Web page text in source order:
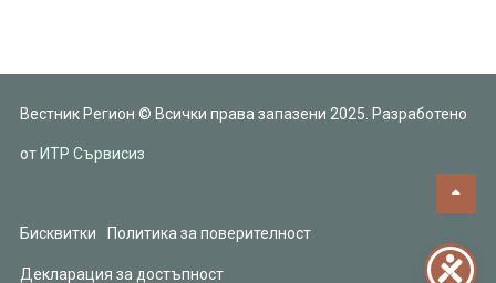
Вестник Регион © Всички права запазени 2025. Разработено
от ИТР Сървисиз
Бисквитки Политика за поверителност
Декларация за достъпност